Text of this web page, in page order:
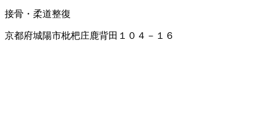
接骨・柔道整復
京都府城陽市枇杷庄鹿背田１０４－１６